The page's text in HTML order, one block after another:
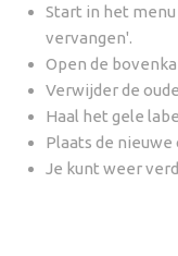
Start in het
vervangen'.
Open de
Verwijder de
Haal het gele
Plaats de
Je kunt weer